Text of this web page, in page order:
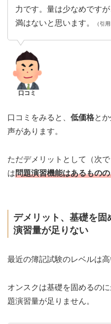
口コミ
力です。量は少なめです
満はないと思います。
（引用
口コミをみると、 低価格とか
声があります。
ただデメリットとして（次
は問題演習機能はあるもの
デメリット、基礎を固
演習量が足りない
最近の簿記試験のレベルは高
オンスクは基礎を固めるの
題演習量が足りません。